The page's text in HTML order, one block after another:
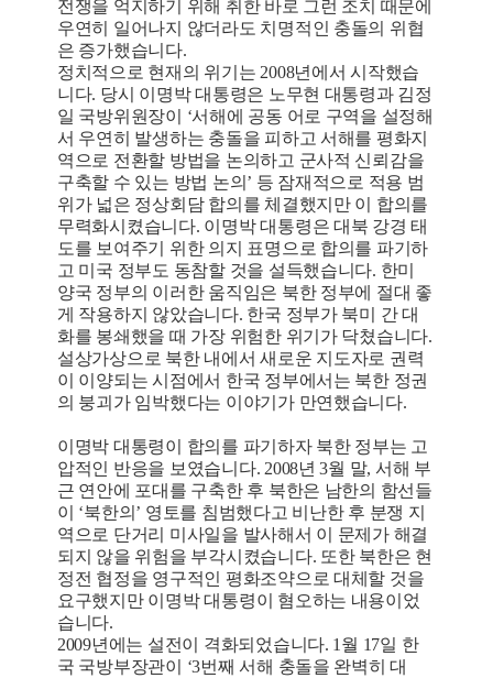
전쟁을 억지하기 위해 취한 바로 그런 조치 때문에
우연히 일어나지 않더라도 치명적인 충돌의 위협
은 증가했습니다.
정치적으로 현재의 위기는 2008년에서 시작했습
니다. 당시 이명박 대통령은 노무현 대통령과 김정
일 국방위원장이 ‘서해에 공동 어로 구역을 설정해
서 우연히 발생하는 충돌을 피하고 서해를 평화지
역으로 전환할 방법을 논의하고 군사적 신뢰감을
구축할 수 있는 방법 논의’ 등 잠재적으로 적용 범
위가 넓은 정상회담 합의를 체결했지만 이 합의를
무력화시켰습니다. 이명박 대통령은 대북 강경 태
도를 보여주기 위한 의지 표명으로 합의를 파기하
고 미국 정부도 동참할 것을 설득했습니다. 한미
양국 정부의 이러한 움직임은 북한 정부에 절대 좋
게 작용하지 않았습니다. 한국 정부가 북미 간 대
화를 봉쇄했을 때 가장 위험한 위기가 닥쳤습니다.
설상가상으로 북한 내에서 새로운 지도자로 권력
이 이양되는 시점에서 한국 정부에서는 북한 정권
의 붕괴가 임박했다는 이야기가 만연했습니다.
이명박 대통령이 합의를 파기하자 북한 정부는 고
압적인 반응을 보였습니다. 2008년 3월 말, 서해 부
근 연안에 포대를 구축한 후 북한은 남한의 함선들
이 ‘북한의’ 영토를 침범했다고 비난한 후 분쟁 지
역으로 단거리 미사일을 발사해서 이 문제가 해결
되지 않을 위험을 부각시켰습니다. 또한 북한은 현
정전 협정을 영구적인 평화조약으로 대체할 것을
요구했지만 이명박 대통령이 혐오하는 내용이었
습니다.
2009년에는 설전이 격화되었습니다. 1월 17일 한
국 국방부장관이 ‘3번째 서해 충돌을 완벽히 대